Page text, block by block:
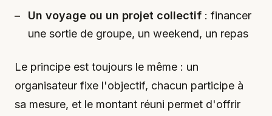
Un voyage ou un projet collectif : financer
une sortie de groupe, un weekend, un repas
Le principe est toujours le même : un
organisateur fixe l'objectif, chacun participe à
sa mesure, et le montant réuni permet d'offrir